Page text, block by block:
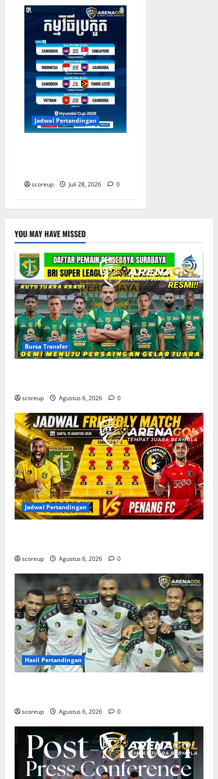
Jadwal Pertandingan
scoreup Juli 28, 2026 0
YOU MAY HAVE MISSED
Bursa Transfer
scoreup Agustus 6, 2026 0
Jadwal Pertandingan
scoreup Agustus 6, 2026 0
Hasil Pertandingan
scoreup Agustus 6, 2026 0